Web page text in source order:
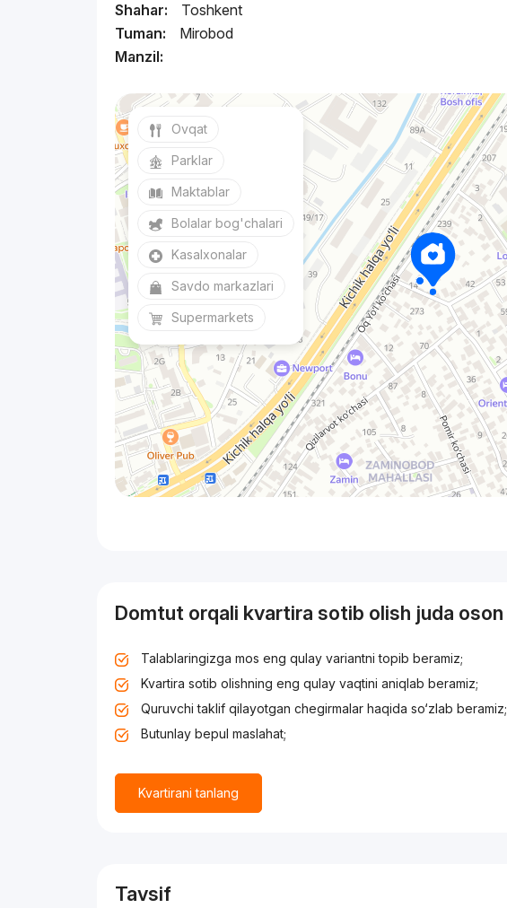
Shahar:
Toshkent
Tuman:
Mirobod
Manzil:
Ovqat
Parklar
Maktablar
Bolalar bog'chalari
Kasalxonalar
Savdo markazlari
Supermarkets
Domtut orqali kvartira sotib olish juda oson
Talablaringizga mos eng qulay variantni topib beramiz;
Kvartira sotib olishning eng qulay vaqtini aniqlab beramiz;
Quruvchi taklif qilayotgan chegirmalar haqida so‘zlab beramiz;
Butunlay bepul maslahat;
Kvartirani tanlang
Tavsif